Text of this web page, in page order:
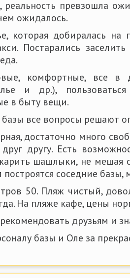
реальность превзошла
ожидалось.
которая добиралась на
Постарались
комфортные, все в
и др.),
в быту вещи.
все вопросы решают
достаточно много
другу. Есть
шашлыки, не мешая
построятся соседние базы,
50. Пляж чистый,
На пляже кафе, цены
друзьям и
базы и Оле за